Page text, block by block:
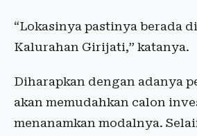
“Lokasinya pastinya berada
Kalurahan Girijati,” katanya.
Diharapkan dengan adanya
akan memudahkan calon
menanamkan modalnya.